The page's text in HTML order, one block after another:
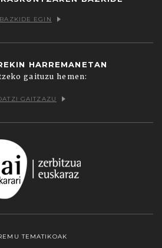
BAZKIDE EGIN
HARREMANETAN
gaituzu hemen:
GAITZAZU
TEMATIKOAK